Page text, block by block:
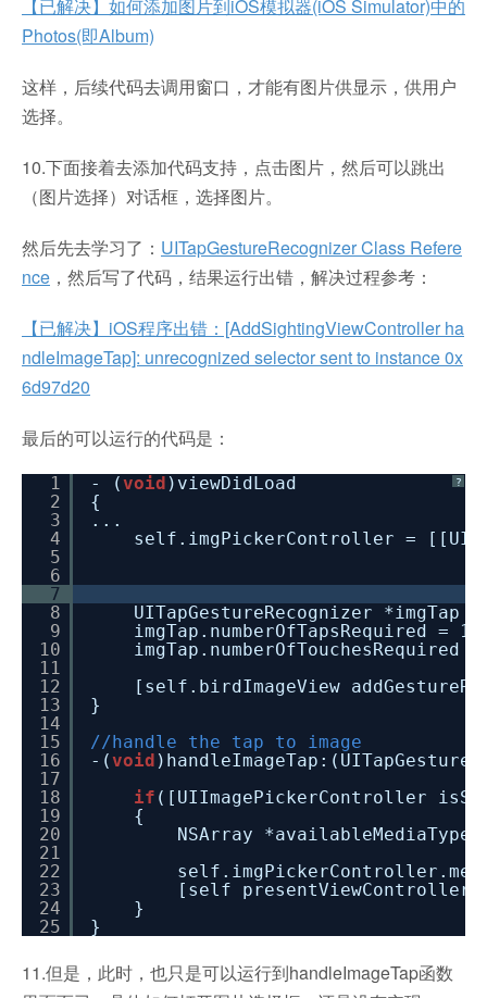
【已解决】如何添加图片到iOS模拟器(iOS Simulator)中的
Photos(即Album)
这样，后续代码去调用窗口，才能有图片供显示，供用户
选择。
10.下面接着去添加代码支持，点击图片，然后可以跳出
（图片选择）对话框，选择图片。
然后先去学习了： UITapGestureRecognizer Class Refere
nce ，然后写了代码，结果运行出错，解决过程参考：
【已解决】iOS程序出错：[AddSightingViewController ha
ndleImageTap]: unrecognized selector sent to instance 0x
6d97d20
最后的可以运行的代码是：
?
1
2
3
4
5
6
7
8
9
10
11
12
13
14
15
16
17
18
19
20
21
22
23
24
25
- (void )viewDidLoad
{
...
self.imgPickerController =
UITapGestureRecognizer
imgTap.numberOfTapsRequired = 1;
imgTap.numberOfTouchesRequired
[self.birdImageView
}
//handle the tap to image
-(void
if ([UIImagePickerController
{
NSArray
[self
}
}
11.但是，此时，也只是可以运行到handleImageTap函数